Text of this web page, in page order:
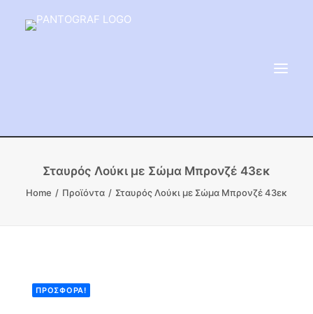
ΕΙΔΗ ΜΝΗΜΕΙΟΥ
ΑΔΑΜΑΝΤΟΦΟΡΟΙ ΔΙΣΚΟΙ
Σταυρός Λούκι με Σώμα Μπρονζέ 43εκ
Home Προϊόντα Σταυρός Λούκι με Σώμα Μπρονζέ 43εκ
ΠΡΟΣΦΟΡΆ!